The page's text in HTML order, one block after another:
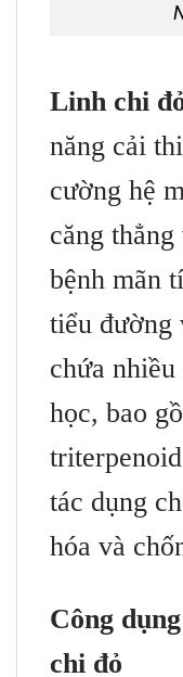
Linh chi
năng cải
cường hệ
căng
bệnh mãn
tiểu đường
chứa
học, bao
tác dụng
hóa và
Công
chi đỏ